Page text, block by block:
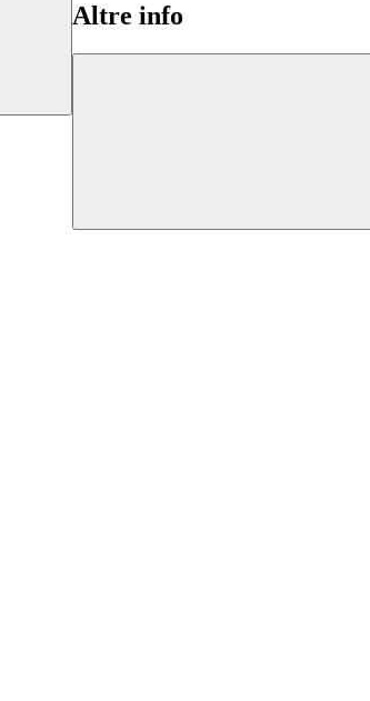
Altre info